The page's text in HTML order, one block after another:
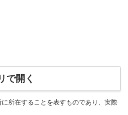
で開く
所在することを表すものであり、実際